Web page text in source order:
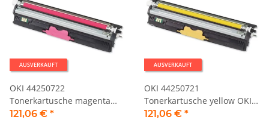
AUSVERKAUFT
OKI 44250722
Tonerkartusche magenta
OKI C110 Serie
121,06 € *
AUSVERKAUFT
OKI 44250721
Tonerkartusche yellow OKI
C110 Serie
121,06 € *